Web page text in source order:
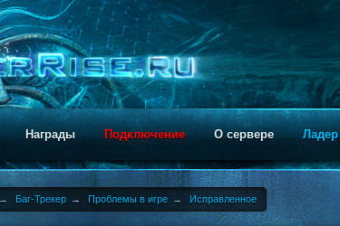
Награды Подключение О сервере Ладер
→ Баг-Трекер → Проблемы в игре → Исправленное